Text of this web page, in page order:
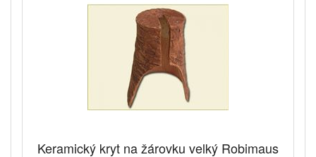
Keramický kryt na žárovku velký Robimaus